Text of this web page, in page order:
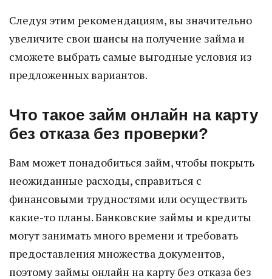
Следуя этим рекомендациям, вы значительно
увеличите свои шансы на получение займа и
сможете выбрать самые выгодные условия из
предложенных вариантов.
Что такое займ онлайн на карту
без отказа без проверки?
Вам может понадобиться займ, чтобы покрыть
неожиданные расходы, справиться с
финансовыми трудностями или осуществить
какие-то планы. Банковские займы и кредиты
могут занимать много времени и требовать
предоставления множества документов,
поэтому займы онлайн на карту без отказа без